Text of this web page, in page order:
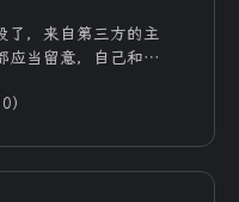
了，来自第三方的主
当留意，自己和用ai
）